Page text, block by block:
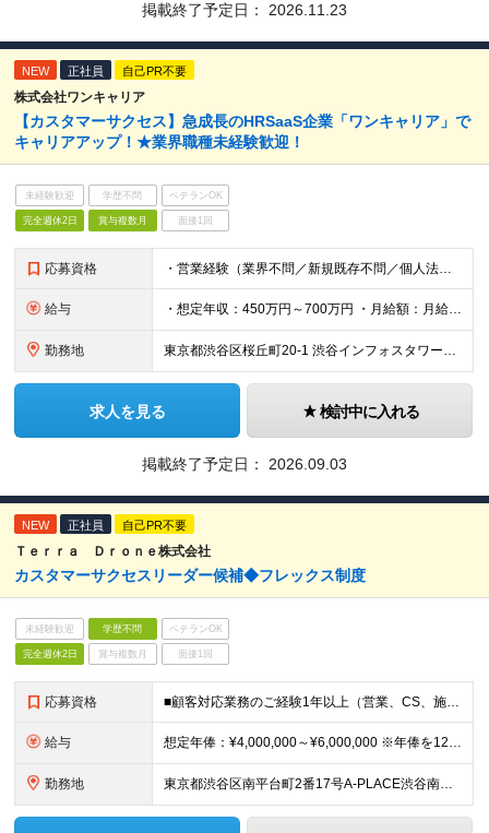
掲載終了予定日： 2026.11.23
NEW 正社員 自己PR不要
株式会社ワンキャリア
【カスタマーサクセス】急成長のHRSaaS企業「ワンキャリア」で
キャリアアップ！★業界職種未経験歓迎！
未経験歓迎 学歴不問 ベテランOK
完全週休2日 賞与複数月 面接1回
応募資格 ・営業経験（業界不問／新規既存不問／個人法人不問） ※経験年数よりも、経験の濃さやスキル、パーソナリティを重視します ≪求める人物像≫ ・ホスピタリティがあり、丁寧なコミュニケーションが取れる方 ・
給与 ・想定年収：450万円～700万円 ・月給額：月給300,000円～466,700円 ・みなし残業代：45時間分（79,000円～122,000円） --------------- 昇給年2回・賞与年
勤務地 東京都渋谷区桜丘町20-1 渋谷インフォスタワー16階 ★原則出社ですが、リモートワークは週1まで可能です。 （変更の可能性）上記を除く当社関連勤務地
求人を見る 検討中に入れる
掲載終了予定日： 2026.09.03
NEW 正社員 自己PR不要
Ｔｅｒｒａ Ｄｒｏｎｅ株式会社
カスタマーサクセスリーダー候補◆フレックス制度
未経験歓迎 学歴不問 ベテランOK
完全週休2日 賞与複数月 面接1回
応募資格 ■顧客対応業務のご経験1年以上（営業、CS、施工管理など） ■成長意欲が高く、明るいコミュニケーションが取れる方 ■学歴不問
給与 想定年俸：¥4,000,000～¥6,000,000 ※年俸を12で割り、1/12を月額支給分とします。 月額：¥333,334～¥500,000 基本給：¥246,534～¥369,800 みなし残
勤務地 東京都渋谷区南平台町2番17号A-PLACE渋谷南平台4階 （変更の範囲） 当社の支社およびグループ会社拠点 本ポジションは原則就業場所の変更はございません。